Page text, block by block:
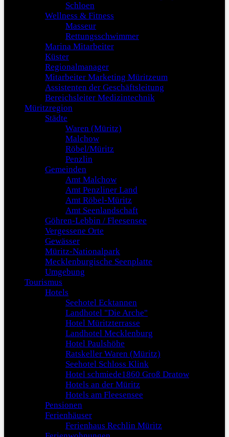
Schloen
Wellness & Fitness
Masseur
Rettungsschwimmer
Marina Mitarbeiter
Küster
Regionalmanager
Mitarbeiter Marketing Müritzeum
Assistenten der Geschäftsleitung
Bereichsleiter Medizintechnik
Müritzregion
Städte
Waren (Müritz)
Malchow
Röbel/Müritz
Penzlin
Gemeinden
Amt Malchow
Amt Penzliner Land
Amt Röbel-Müritz
Amt Seenlandschaft
Göhren-Lebbin / Fleesensee
Vergessene Orte
Gewässer
Müritz-Nationalpark
Mecklenburgische Seenplatte
Umgebung
Tourismus
Hotels
Seehotel Ecktannen
Landhotel "Die Arche"
Hotel Müritzterrasse
Landhotel Mecklenburg
Hotel Paulshöhe
Ratskeller Waren (Müritz)
Seehotel Schloss Klink
Hotel schmiede1860 Groß Dratow
Hotels an der Müritz
Hotels am Fleesensee
Pensionen
Ferienhäuser
Ferienhaus Rechlin Müritz